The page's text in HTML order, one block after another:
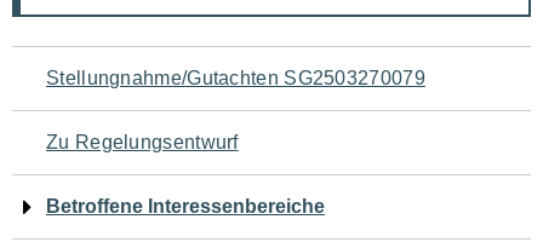
Navigation
für
den
Seiteninhalt
Stellungnahme/Gutachten SG2503270079
Zu Regelungsentwurf
Betroffene Interessenbereiche